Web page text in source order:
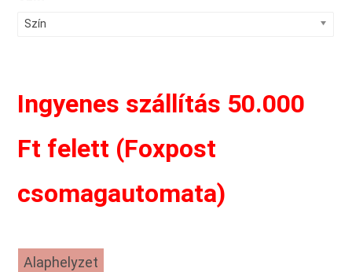
Szín
Ingyenes szállítás 50.000
Ft felett (Foxpost
csomagautomata)
Alaphelyzet